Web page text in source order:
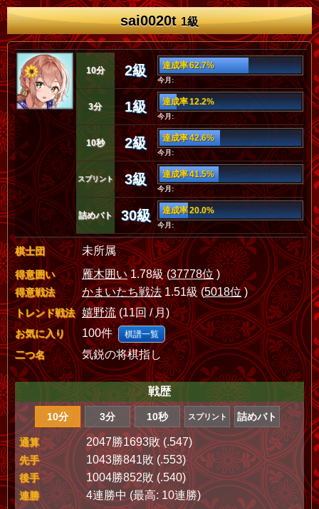
sai0020t1級
10分 2級 達成率 62.7%
今月:
3分 1級 達成率 12.2%
今月:
10秒 2級 達成率 42.6%
今月:
スプリント 3級 達成率 41.5%
今月:
詰めバト 30級 達成率 20.0%
今月:
棋士団 未所属
得意囲い 雁木囲い1.78級 (37778位)
得意戦法 かまいたち戦法1.51級 (5018位)
トレンド戦法 嬉野流(11回 / 月)
お気に入り 100件 棋譜一覧
二つ名 気鋭の将棋指し
戦歴
10分 3分 10秒 スプリント 詰めバト
通算 2047勝1693敗 (.547)
先手 1043勝841敗 (.553)
後手 1004勝852敗 (.540)
連勝 4連勝中 (最高: 10連勝)